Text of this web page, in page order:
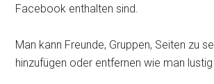
Facebook enthalten sind.
Man kann Freunde, Gruppen, Seiten zu
hinzufügen oder entfernen wie man